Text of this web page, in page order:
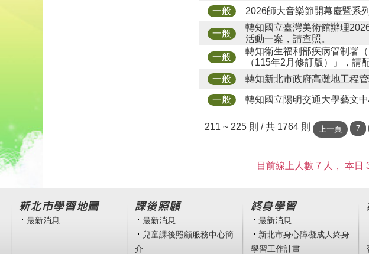
一般 2026師大音樂節開幕慶暨系
一般
轉知國立臺灣美術館辦理
活動一案，請查照。
一般
轉知衛生福利部疾病管制署
（115年2月修訂版）」，請
一般 轉知新北市政府高灘地工程
一般 轉知國立陽明交通大學藝文
211 ~ 225 則 / 共 1764 則
目前線上人數 7 人， 本日
新北市學習地圖
最新消息
課後照顧
最新消息
兒童課後照顧服務中心簡
介
終身學習
最新消息
新北市身心障礙成人終身
學習工作計畫